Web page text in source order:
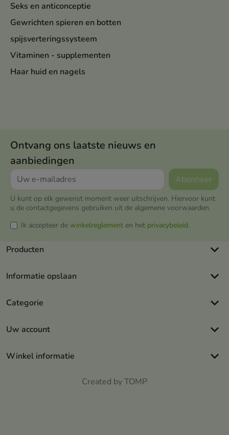
Seks en anticonceptie
Gewrichten spieren en botten
spijsverteringssysteem
Vitaminen - supplementen
Haar huid en nagels
Ontvang ons laatste nieuws en
aanbiedingen
U kunt op elk gewenst moment weer uitschrijven. Hiervoor kunt
u de contactgegevens gebruiken uit de algemene voorwaarden.
Ik accepteer de winkelreglement en het privacybeleid.
Producten keyboard_arrow_down
Informatie opslaan keyboard_arrow_down
Categorie keyboard_arrow_down
Uw account keyboard_arrow_down
Winkel informatie keyboard_arrow_down
Created by TOMP